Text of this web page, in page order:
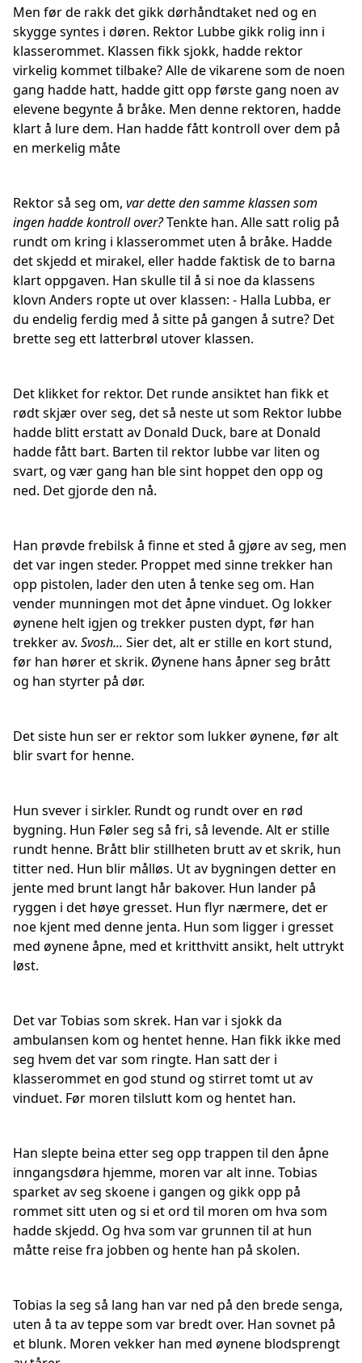
Men før de rakk det gikk dørhåndtaket ned og en
skygge syntes i døren. Rektor Lubbe gikk rolig inn i
klasserommet. Klassen fikk sjokk, hadde rektor
virkelig kommet tilbake? Alle de vikarene som de noen
gang hadde hatt, hadde gitt opp første gang noen av
elevene begynte å bråke. Men denne rektoren, hadde
klart å lure dem. Han hadde fått kontroll over dem på
en merkelig måte
Rektor så seg om, var dette den samme klassen som
ingen hadde kontroll over?Tenkte han. Alle satt rolig på
rundt om kring i klasserommet uten å bråke. Hadde
det skjedd et mirakel, eller hadde faktisk de to barna
klart oppgaven. Han skulle til å si noe da klassens
klovn Anders ropte ut over klassen: - Halla Lubba, er
du endelig ferdig med å sitte på gangen å sutre? Det
brette seg ett latterbrøl utover klassen.
Det klikket for rektor. Det runde ansiktet han fikk et
rødt skjær over seg, det så neste ut som Rektor lubbe
hadde blitt erstatt av Donald Duck, bare at Donald
hadde fått bart. Barten til rektor lubbe var liten og
svart, og vær gang han ble sint hoppet den opp og
ned. Det gjorde den nå.
Han prøvde frebilsk å finne et sted å gjøre av seg, men
det var ingen steder. Proppet med sinne trekker han
opp pistolen, lader den uten å tenke seg om. Han
vender munningen mot det åpne vinduet. Og lokker
øynene helt igjen og trekker pusten dypt, før han
trekker av. Svosh... Sier det, alt er stille en kort stund,
før han hører et skrik. Øynene hans åpner seg brått
og han styrter på dør.
Det siste hun ser er rektor som lukker øynene, før alt
blir svart for henne.
Hun svever i sirkler. Rundt og rundt over en rød
bygning. Hun Føler seg så fri, så levende. Alt er stille
rundt henne. Brått blir stillheten brutt av et skrik, hun
titter ned. Hun blir målløs. Ut av bygningen detter en
jente med brunt langt hår bakover. Hun lander på
ryggen i det høye gresset. Hun flyr nærmere, det er
noe kjent med denne jenta. Hun som ligger i gresset
med øynene åpne, med et kritthvitt ansikt, helt uttrykt
løst.
Det var Tobias som skrek. Han var i sjokk da
ambulansen kom og hentet henne. Han fikk ikke med
seg hvem det var som ringte. Han satt der i
klasserommet en god stund og stirret tomt ut av
vinduet. Før moren tilslutt kom og hentet han.
Han slepte beina etter seg opp trappen til den åpne
inngangsdøra hjemme, moren var alt inne. Tobias
sparket av seg skoene i gangen og gikk opp på
rommet sitt uten og si et ord til moren om hva som
hadde skjedd. Og hva som var grunnen til at hun
måtte reise fra jobben og hente han på skolen.
Tobias la seg så lang han var ned på den brede senga,
uten å ta av teppe som var bredt over. Han sovnet på
et blunk. Moren vekker han med øynene blodsprengt